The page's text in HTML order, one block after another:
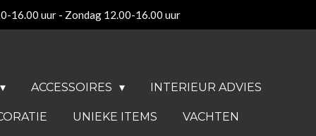
16.00 uur - Zondag 12.00-16.00 uur
ACCESSOIRES INTERIEUR ADVIES
UNIEKE ITEMS VACHTEN